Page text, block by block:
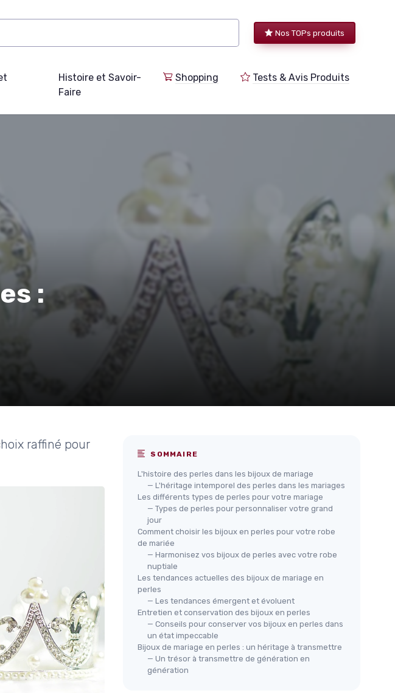
Nos TOPs produits
Histoire et Savoir-
Faire
Shopping Tests & Avis Produits
:
raffiné pour
SOMMAIRE
L'histoire des perles dans les bijoux de mariage
— L'héritage intemporel des perles dans les mariages
Les différents types de perles pour votre mariage
— Types de perles pour personnaliser votre grand
jour
Comment choisir les bijoux en perles pour votre robe
de mariée
— Harmonisez vos bijoux de perles avec votre robe
nuptiale
Les tendances actuelles des bijoux de mariage en
perles
— Les tendances émergent et évoluent
Entretien et conservation des bijoux en perles
— Conseils pour conserver vos bijoux en perles dans
un état impeccable
Bijoux de mariage en perles : un héritage à transmettre
— Un trésor à transmettre de génération en
génération